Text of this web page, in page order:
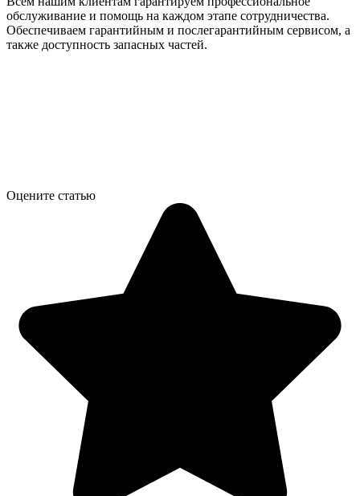
обслуживание и помощь на каждом этапе сотрудничества.
Обеспечиваем гарантийным и послегарантийным сервисом, а
также доступность запасных частей.
Оцените статью